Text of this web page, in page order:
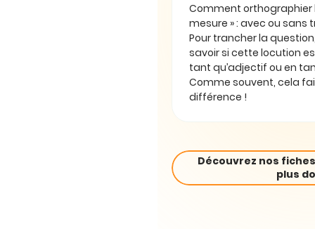
Comment orthographier
mesure » : avec ou sans
Pour trancher la
savoir si cette locution
tant qu’adjectif ou en
Comme souvent, cela
différence !
Découvrez nos
plus